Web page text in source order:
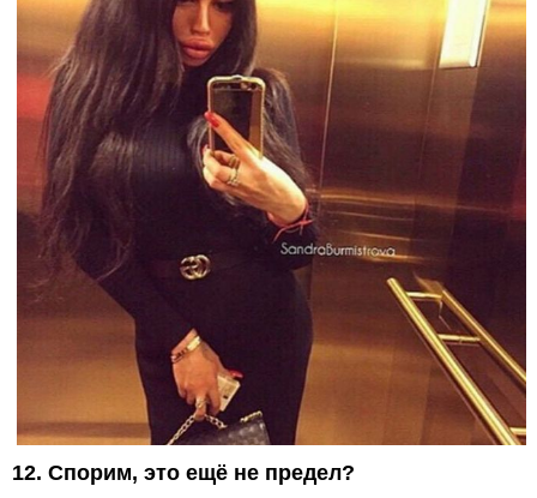
12. Спорим, это ещё не предел?